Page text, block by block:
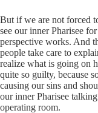
But if we are not forced
see our inner Pharisee
perspective works. And
people take care to
realize what is going on
quite so guilty, because
causing our sins and
our inner Pharisee
operating room.